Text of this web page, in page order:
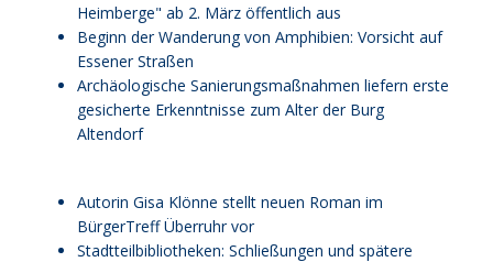
Heimberge" ab 2. März öffentlich aus
Beginn der Wanderung von Amphibien: Vorsicht auf
Essener Straßen
Archäologische Sanierungsmaßnahmen liefern erste
gesicherte Erkenntnisse zum Alter der Burg
Altendorf
Autorin Gisa Klönne stellt neuen Roman im
BürgerTreff Überruhr vor
Stadtteilbibliotheken: Schließungen und spätere